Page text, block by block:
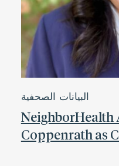
البيانات الصحفية
Coppenrath as